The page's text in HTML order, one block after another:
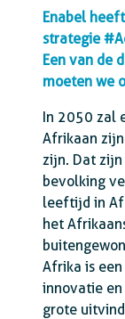
Enabel
strategie
Een van de
moeten we
In 2050 zal
Afrikaan
zijn. Dat zijn
bevolking
leeftijd in
het
Afrika is
innovatie
grote